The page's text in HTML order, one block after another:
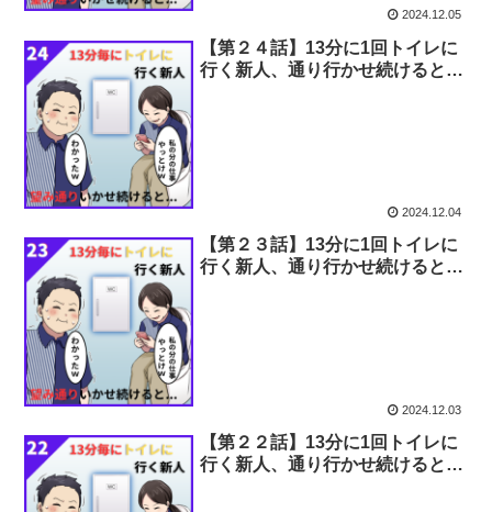
2024.12.05
【第２４話】13分に1回トイレに
行く新人、通り行かせ続けると…
2024.12.04
【第２３話】13分に1回トイレに
行く新人、通り行かせ続けると…
2024.12.03
【第２２話】13分に1回トイレに
行く新人、通り行かせ続けると…